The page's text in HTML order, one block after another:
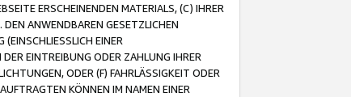
ERSCHEINENDEN MATERIALS, (C) IHRER
ANWENDBAREN GESETZLICHEN
EINER
EINTREIBUNG ODER ZAHLUNG IHRER
ODER (F) FAHRLÄSSIGKEIT ODER
KÖNNEN IM NAMEN EINER